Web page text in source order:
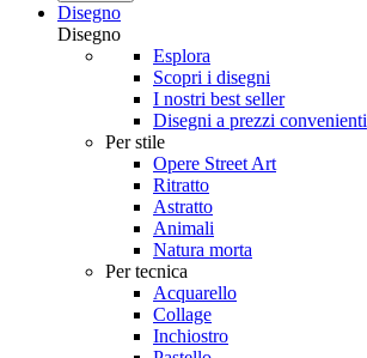
Disegno
Disegno
Esplora
Scopri i disegni
I nostri best seller
Disegni a prezzi convenienti
Per stile
Opere Street Art
Ritratto
Astratto
Animali
Natura morta
Per tecnica
Acquarello
Collage
Inchiostro